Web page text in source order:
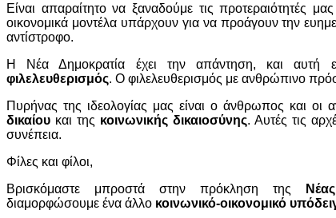
Είναι απαραίτητο να ξαναδούμε τις προτεραιότητές
οικονομικά μοντέλα υπάρχουν για να προάγουν την
αντίστροφο.
Η Νέα Δημοκρατία έχει την απάντηση, και αυτή
φιλελευθερισμός. Ο φιλελευθερισμός με ανθρώπινο
Πυρήνας της ιδεολογίας μας είναι ο άνθρωπος και οι
δικαίου και της κοινωνικής δικαιοσύνης. Αυτές τις
συνέπεια.
Φίλες και φίλοι,
Βρισκόμαστε μπροστά στην πρόκληση της
διαμορφώσουμε ένα άλλο κοινωνικό-οικονομικό